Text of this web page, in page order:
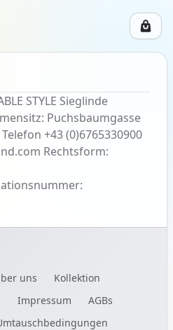
STYLE Sieglinde
Puchsbaumgasse
+43 (0)6765330900
Rechtsform:
uns
Kollektion
Impressum
AGBs